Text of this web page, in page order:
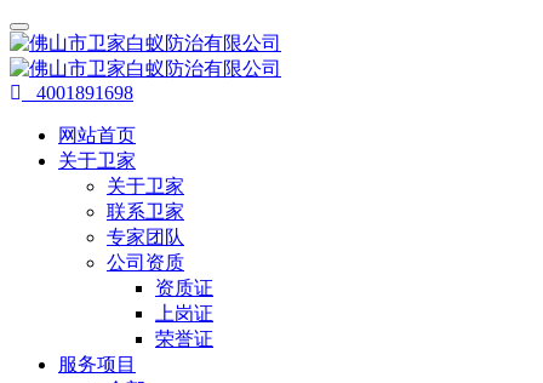
4001891698
网站首页
关于卫家
关于卫家
联系卫家
专家团队
公司资质
资质证
上岗证
荣誉证
服务项目